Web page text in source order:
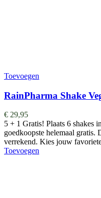
Toevoegen
RainPharma Shake
€ 29,95
5 + 1 Gratis! Plaats 6 shakes
goedkoopste helemaal gratis.
verrekend. Kies jouw
Toevoegen